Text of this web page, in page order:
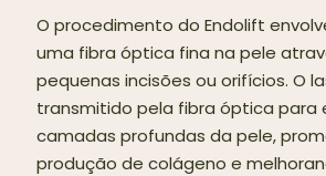
O procedimento do Endolift
uma fibra óptica fina na pele
pequenas incisões ou orifícios. O
transmitido pela fibra óptica para
camadas profundas da pele,
produção de colágeno e